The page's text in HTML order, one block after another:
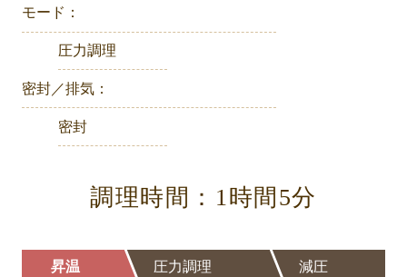
モード：
圧力調理
密封／排気：
密封
調理時間：1時間5分
昇温
圧力調理
減圧